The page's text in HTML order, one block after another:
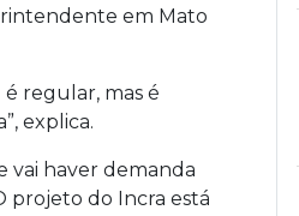
em Mato
regular, mas é
explica.
vai haver demanda
projeto do Incra está